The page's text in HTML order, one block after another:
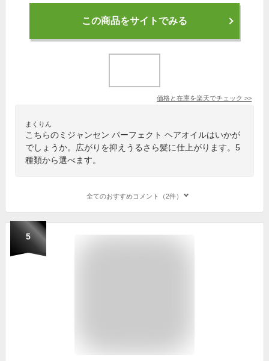
この商品をサイトでみる
価格と在庫を楽天でチェック >>
まくりん
こちらのミジャンセン パーフェクト ヘアオイルはいかが
でしょうか。広がりを抑えうるさら髪に仕上がります。5
種類から選べます。
全てのおすすめコメント（2件）
5